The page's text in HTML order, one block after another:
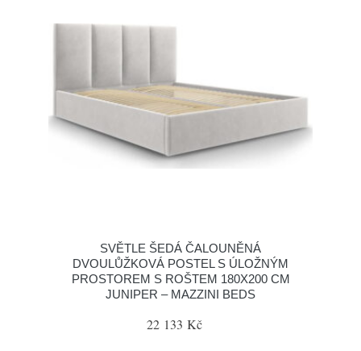
SVĚTLE ŠEDÁ ČALOUNĚNÁ
DVOULŮŽKOVÁ POSTEL S ÚLOŽNÝM
PROSTOREM S ROŠTEM 180X200 CM
JUNIPER – MAZZINI BEDS
22 133 Kč